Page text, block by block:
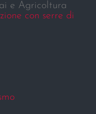
e Agricoltura
con serre di